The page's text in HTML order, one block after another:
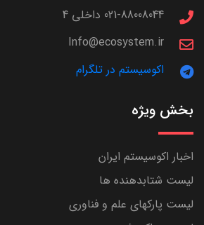
021-88008044 داخلی 4
Info@ecosystem.ir
اکوسیستم در تلگرام
بخش ویژه
اخبار اکوسیستم ایران
لیست شتابدهنده ها
لیست پارکهای علم و فناوری